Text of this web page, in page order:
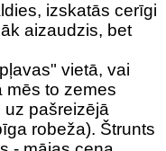
izskatās cerīgi
aizaudzis, bet
vietā, vai
mēs to zemes
pašreizējā
robeža). Štrunts